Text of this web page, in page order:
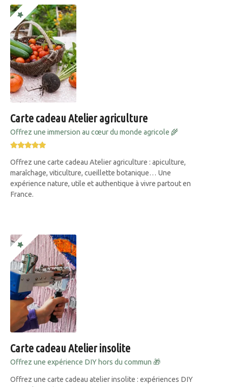
Carte cadeau Atelier agriculture
Offrez une immersion au cœur du monde agricole 🌾
Offrez une carte cadeau Atelier agriculture : apiculture,
maraîchage, viticulture, cueillette botanique… Une
expérience nature, utile et authentique à vivre partout en
France.
Carte cadeau Atelier insolite
Offrez une expérience DIY hors du commun 🎁
Offrez une carte cadeau atelier insolite : expériences DIY